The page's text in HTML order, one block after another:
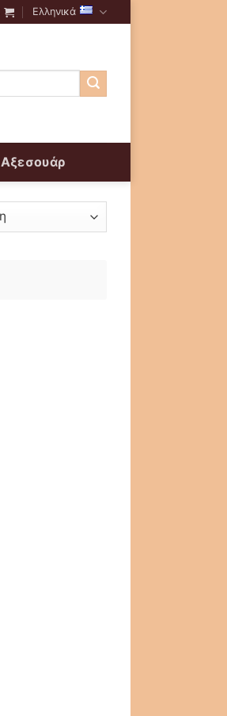
Ελληνικά
Αξεσουάρ